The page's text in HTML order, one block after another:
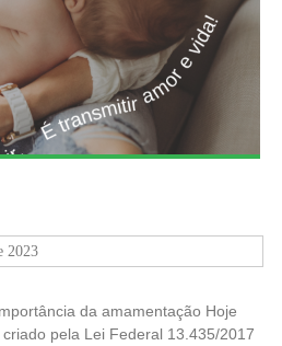
2023
da amamentação Hoje
pela Lei Federal 13.435/2017